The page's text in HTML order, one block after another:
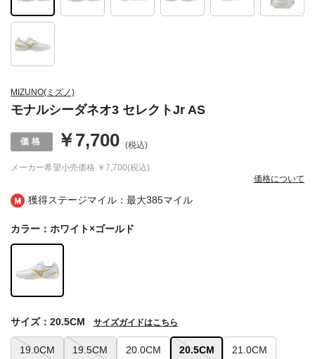
獲得ステージマイル：最大385マイル
MIZUNO(ミズノ)
モナルシーダネオ3 セレクトJr AS
メーカー希望小売価格 ￥7,700(税込)
￥7,700 (税込)
価格について
カラー：ホワイト×ゴールド
19.0CM 19.5CM 20.0CM 20.5CM 21.0CM
サイズ：20.5CM サイズガイドはこちら